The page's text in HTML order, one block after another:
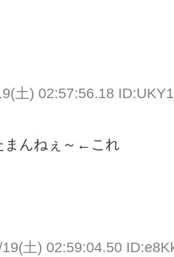
土) 02:57:56.18
まんねぇ～←これ
土) 02:59:04.50